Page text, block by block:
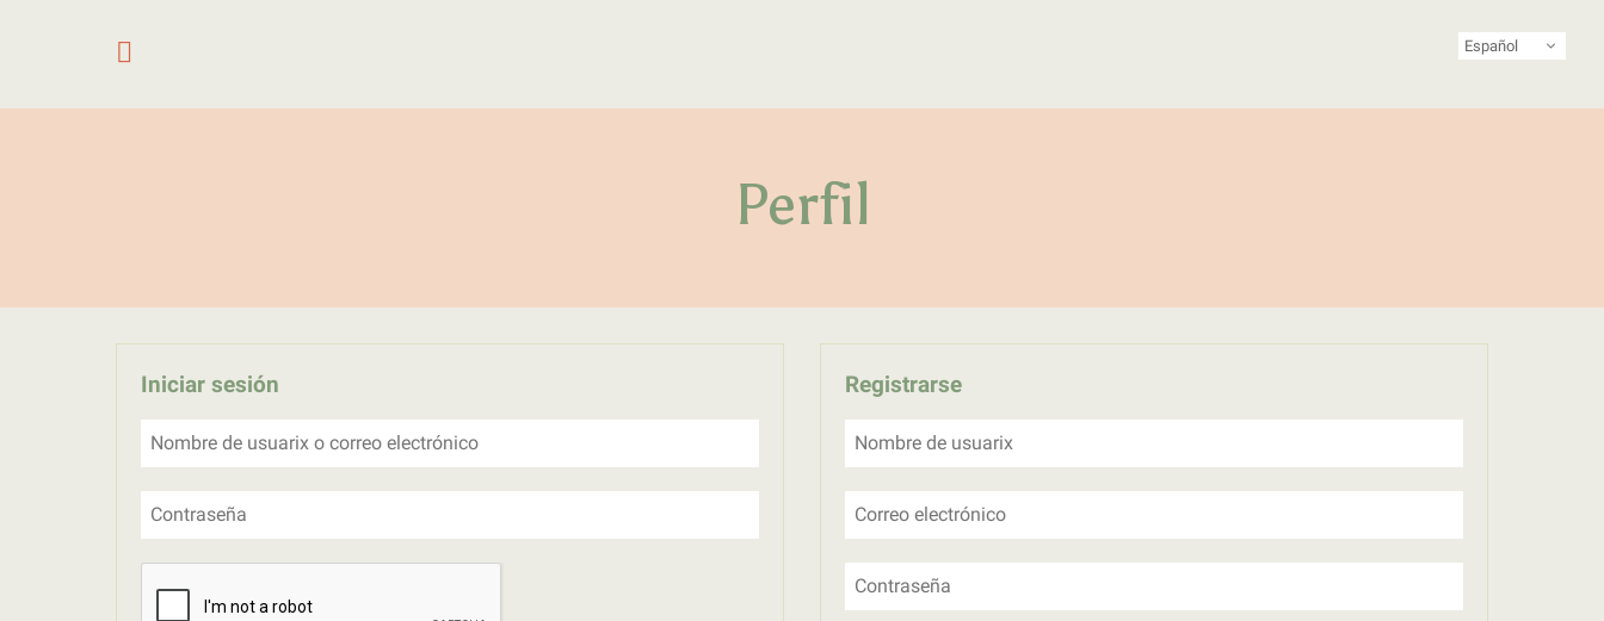
Perfil
Iniciar sesión
Nombre de usuarix o correo electrónico
Contraseña
Registrarse
Nombre de usuarix
Correo electrónico
Contraseña
Español